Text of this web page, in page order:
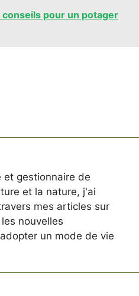
pour un potager
et gestionnaire de
et la nature, j'ai
mes articles sur
nouvelles
un mode de vie